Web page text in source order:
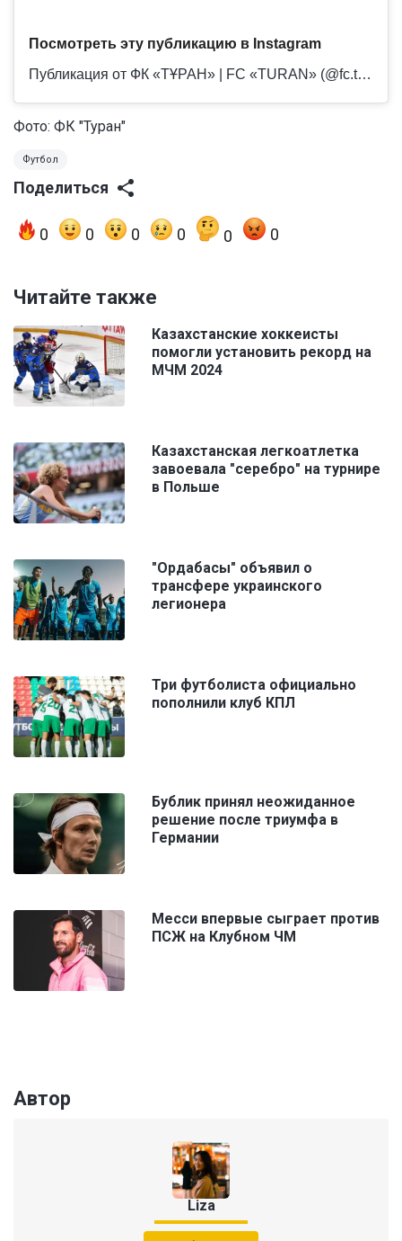
Посмотреть эту публикацию в Instagram
Публикация от ФК «ТҰРАН» | FC «TURAN» (@fc.turan)
Фото: ФК "Туран"
Футбол
Поделиться
0 0 0 0 0 0
Читайте также
Казахстанские хоккеисты
помогли установить рекорд на
МЧМ 2024
Казахстанская легкоатлетка
завоевала "серебро" на турнире
в Польше
"Ордабасы" объявил о
трансфере украинского
легионера
Три футболиста официально
пополнили клуб КПЛ
Бублик принял неожиданное
решение после триумфа в
Германии
Месси впервые сыграет против
ПСЖ на Клубном ЧМ
Автор
Liza